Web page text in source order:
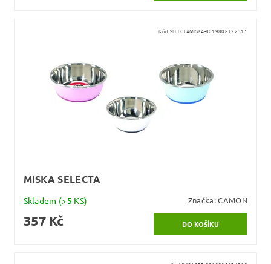
Kód:SELECTAMISKA-8019808122311
MISKA SELECTA
Skladem (>5 KS) Značka:CAMON
357 Kč